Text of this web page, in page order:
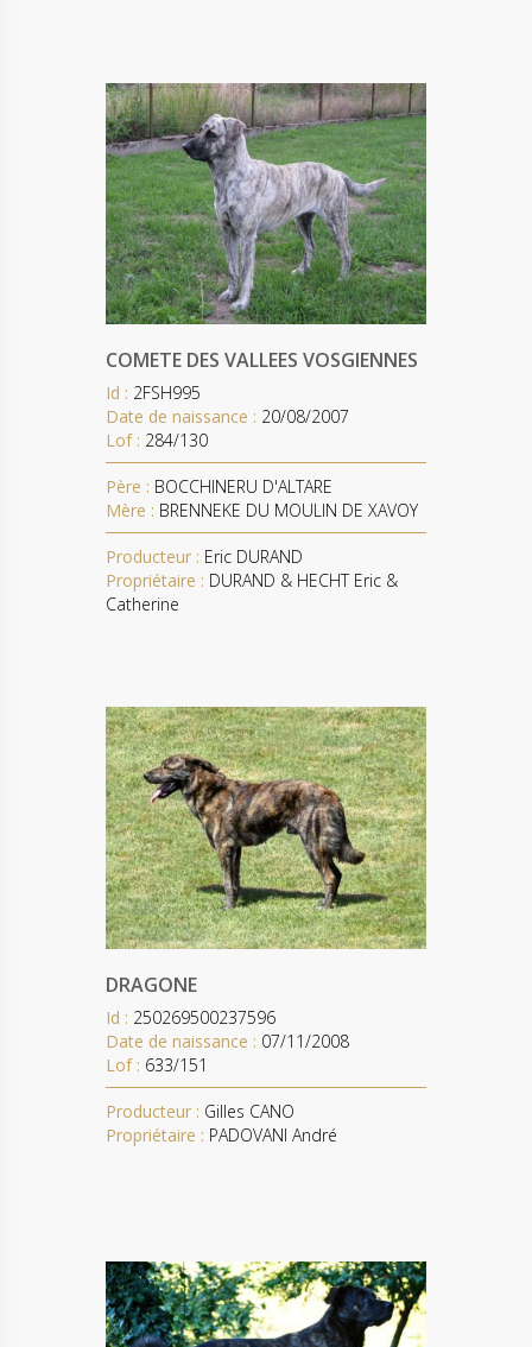
COMETE DES VALLEES VOSGIENNES
Id : 2FSH995
Date de naissance : 20/08/2007
Lof : 284/130
Père : BOCCHINERU D'ALTARE
Mère : BRENNEKE DU MOULIN DE XAVOY
Producteur : Eric DURAND
Propriétaire : DURAND & HECHT Eric &
Catherine
DRAGONE
Id : 250269500237596
Date de naissance : 07/11/2008
Lof : 633/151
Producteur : Gilles CANO
Propriétaire : PADOVANI André